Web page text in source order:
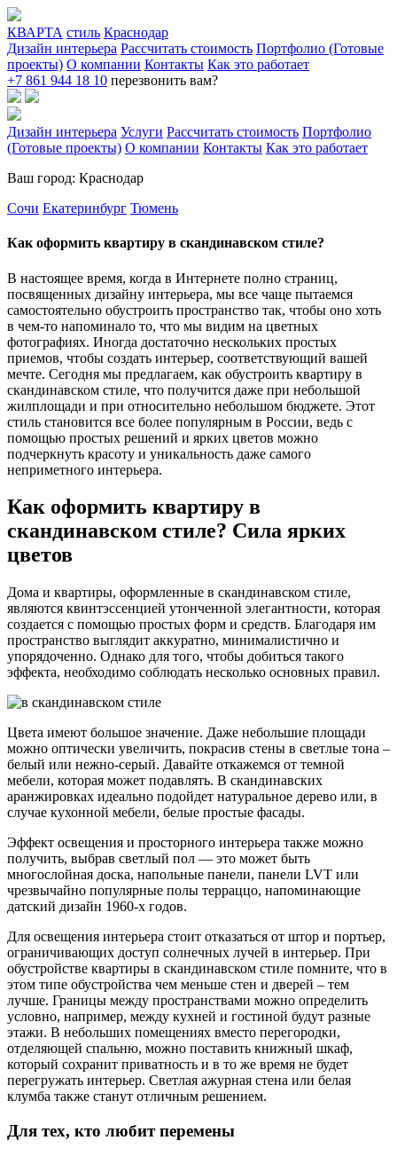
КВАРТА стиль Краснодар
Дизайн интерьера Рассчитать стоимость Портфолио (Готовые
проекты) О компании Контакты Как это работает
+7 861 944 18 10 перезвонить вам?
Дизайн интерьера Услуги Рассчитать стоимость Портфолио
(Готовые проекты) О компании Контакты Как это работает
Ваш город: Краснодар
Сочи Екатеринбург Тюмень
Как оформить квартиру в скандинавском стиле?
В настоящее время, когда в Интернете полно страниц,
посвященных дизайну интерьера, мы все чаще пытаемся
самостоятельно обустроить пространство так, чтобы оно хоть
в чем-то напоминало то, что мы видим на цветных
фотографиях. Иногда достаточно нескольких простых
приемов, чтобы создать интерьер, соответствующий вашей
мечте. Сегодня мы предлагаем, как обустроить квартиру в
скандинавском стиле, что получится даже при небольшой
жилплощади и при относительно небольшом бюджете. Этот
стиль становится все более популярным в России, ведь с
помощью простых решений и ярких цветов можно
подчеркнуть красоту и уникальность даже самого
неприметного интерьера.
Как оформить квартиру в
скандинавском стиле? Сила ярких
цветов
Дома и квартиры, оформленные в скандинавском стиле,
являются квинтэссенцией утонченной элегантности, которая
создается с помощью простых форм и средств. Благодаря им
пространство выглядит аккуратно, минималистично и
упорядоченно. Однако для того, чтобы добиться такого
эффекта, необходимо соблюдать несколько основных правил.
Цвета имеют большое значение. Даже небольшие площади
можно оптически увеличить, покрасив стены в светлые тона –
белый или нежно-серый. Давайте откажемся от темной
мебели, которая может подавлять. В скандинавских
аранжировках идеально подойдет натуральное дерево или, в
случае кухонной мебели, белые простые фасады.
Эффект освещения и просторного интерьера также можно
получить, выбрав светлый пол — это может быть
многослойная доска, напольные панели, панели LVT или
чрезвычайно популярные полы терраццо, напоминающие
датский дизайн 1960-х годов.
Для освещения интерьера стоит отказаться от штор и портьер,
ограничивающих доступ солнечных лучей в интерьер. При
обустройстве квартиры в скандинавском стиле помните, что в
этом типе обустройства чем меньше стен и дверей – тем
лучше. Границы между пространствами можно определить
условно, например, между кухней и гостиной будут разные
этажи. В небольших помещениях вместо перегородки,
отделяющей спальню, можно поставить книжный шкаф,
который сохранит приватность и в то же время не будет
перегружать интерьер. Светлая ажурная стена или белая
клумба также станут отличным решением.
Для тех, кто любит перемены